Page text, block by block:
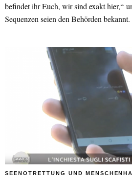
befindet ihr Euch, wir sind exakt hier,“
Sequenzen seien den Behörden bekannt.
SEENOTRETTUNG UND